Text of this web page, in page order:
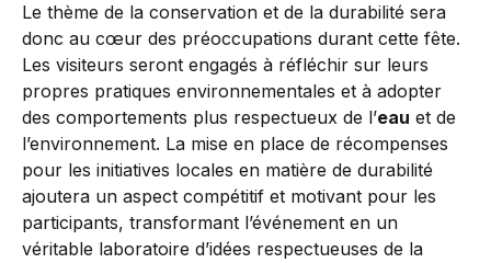
Le thème de la conservation et de la durabilité sera
donc au cœur des préoccupations durant cette fête.
Les visiteurs seront engagés à réfléchir sur leurs
propres pratiques environnementales et à adopter
des comportements plus respectueux de l’eau et de
l’environnement. La mise en place de récompenses
pour les initiatives locales en matière de durabilité
ajoutera un aspect compétitif et motivant pour les
participants, transformant l’événement en un
véritable laboratoire d’idées respectueuses de la